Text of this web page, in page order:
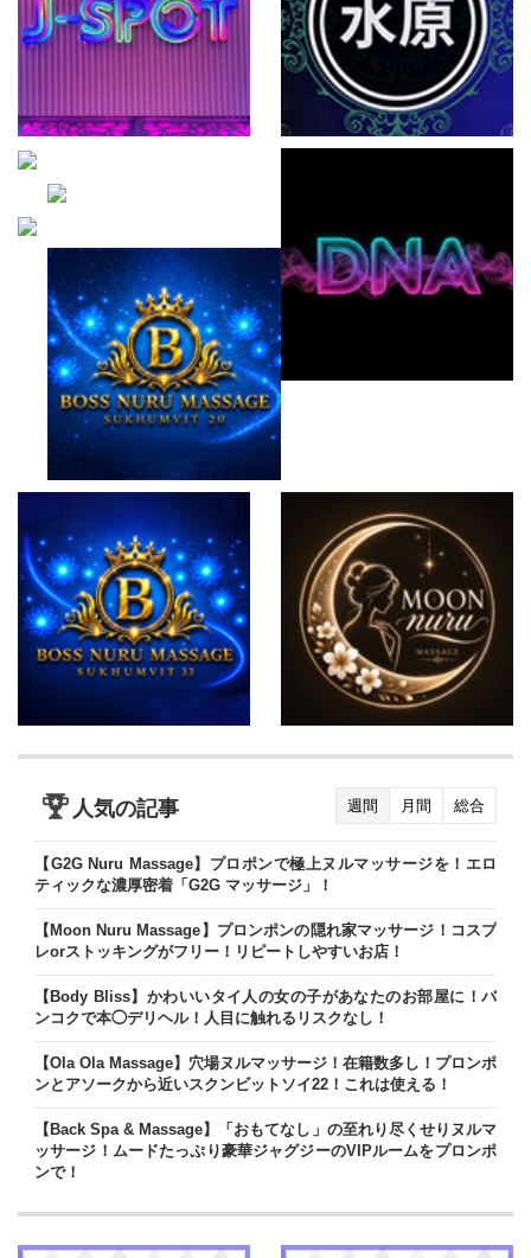
人気の記事 週間 月間 総合
【G2G Nuru Massage】プロポンで極上ヌルマッサージを！エロ
ティックな濃厚密着「G2G マッサージ」！
【Moon Nuru Massage】プロンポンの隠れ家マッサージ！コスプ
レorストッキングがフリー！リピートしやすいお店！
【Body Bliss】かわいいタイ人の女の子があなたのお部屋に！バ
ンコクで本◯デリヘル！人目に触れるリスクなし！
【Ola Ola Massage】穴場ヌルマッサージ！在籍数多し！プロンポ
ンとアソークから近いスクンビットソイ22！これは使える！
【Back Spa & Massage】「おもてなし」の至れり尽くせりヌルマ
ッサージ！ムードたっぷり豪華ジャグジーのVIPルームをプロンポ
ンで！